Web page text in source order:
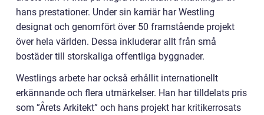
hans prestationer. Under sin karriär har Westling
designat och genomfört över 50 framstående projekt
över hela världen. Dessa inkluderar allt från små
bostäder till storskaliga offentliga byggnader.
Westlings arbete har också erhållit internationellt
erkännande och flera utmärkelser. Han har tilldelats pris
som ”Årets Arkitekt” och hans projekt har kritikerrosats